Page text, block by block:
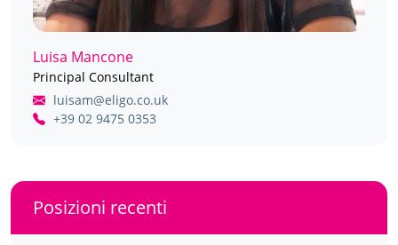
Luisa Mancone
Principal Consultant
luisam@eligo.co.uk
+39 02 9475 0353
Posizioni recenti